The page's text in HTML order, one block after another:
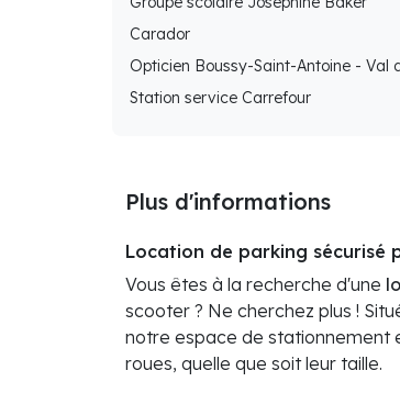
Carador
Opticien Boussy-Saint-Antoine - Val
Station service Carrefour
Plus d'informations
Location de parking sécurisé
Vous êtes à la recherche d'une
scooter ? Ne cherchez plus !
notre espace de stationnement
roues, quelle que soit leur taille.